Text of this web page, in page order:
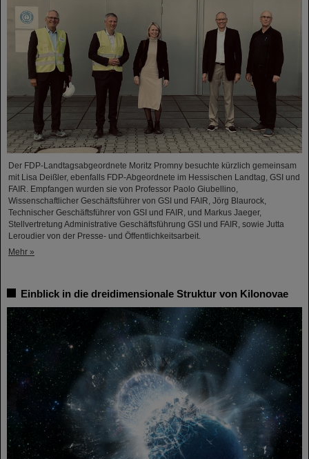
Der FDP-Landtagsabgeordnete Moritz Promny besuchte kürzlich gemeinsam
mit Lisa Deißler, ebenfalls FDP-Abgeordnete im Hessischen Landtag, GSI und
FAIR. Empfangen wurden sie von Professor Paolo Giubellino,
Wissenschaftlicher Geschäftsführer von GSI und FAIR, Jörg Blaurock,
Technischer Geschäftsführer von GSI und FAIR, und Markus Jaeger,
Stellvertretung Administrative Geschäftsführung GSI und FAIR, sowie Jutta
Leroudier von der Presse- und Öffentlichkeitsarbeit.
Mehr »
Einblick in die dreidimensionale Struktur von Kilonovae